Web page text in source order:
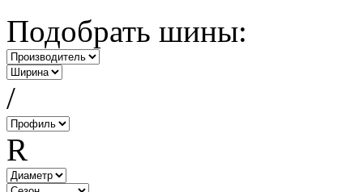
Подобрать шины:
/
R